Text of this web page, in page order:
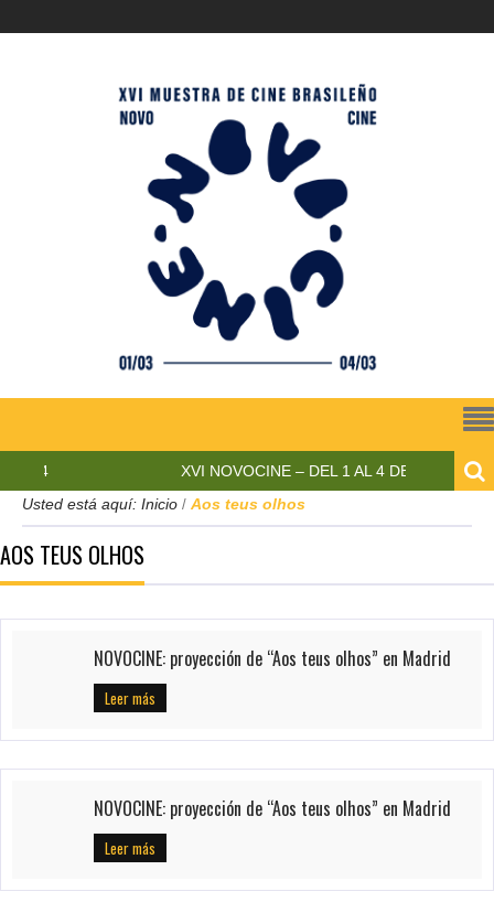
XVI NOVOCINE – DEL 1 AL 4 DE MARZO DE
Usted está aquí: Inicio / Aos teus olhos
AOS TEUS OLHOS
NOVOCINE: proyección de “Aos teus olhos” en Madrid
Leer más
NOVOCINE: proyección de “Aos teus olhos” en Madrid
Leer más